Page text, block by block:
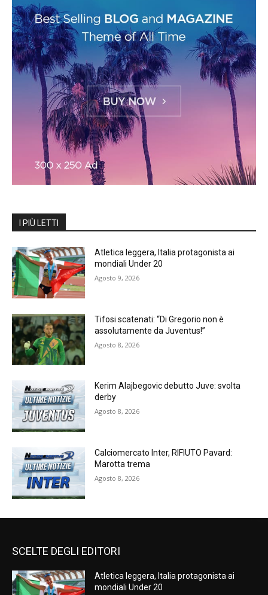
I PIÙ LETTI
Atletica leggera, Italia protagonista ai
mondiali Under 20
Agosto 9, 2026
Tifosi scatenati: “Di Gregorio non è
assolutamente da Juventus!”
Agosto 8, 2026
Kerim Alajbegovic debutto Juve: svolta
derby
Agosto 8, 2026
Calciomercato Inter, RIFIUTO Pavard:
Marotta trema
Agosto 8, 2026
SCELTE DEGLI EDITORI
Atletica leggera, Italia protagonista ai
mondiali Under 20